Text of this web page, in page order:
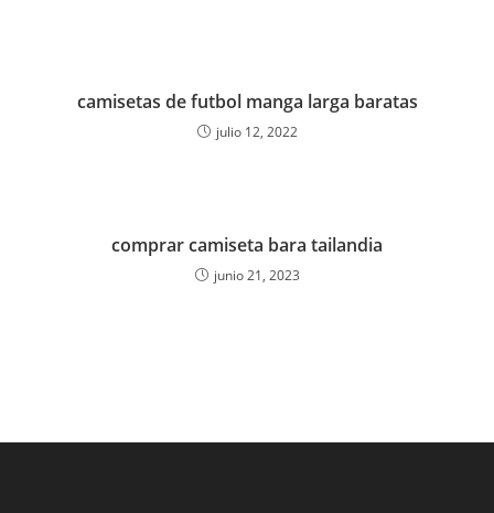
camisetas de futbol manga larga baratas
julio 12, 2022
comprar camiseta bara tailandia
junio 21, 2023